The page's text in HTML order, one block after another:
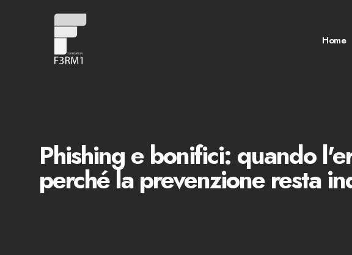
Home
Phishing e bonifici: quando
perché la prevenzione resta